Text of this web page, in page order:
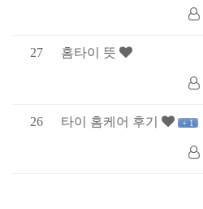
27 홈타이 뜻
26 타이 홈케어 후기 + 1